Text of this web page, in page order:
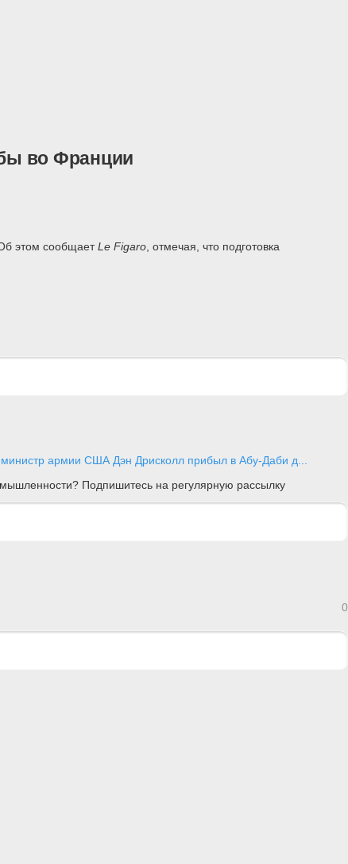
во Франции
этом сообщаетLe Figaro , отмечая, что подготовка
армии США Дэн Дрисколл прибыл в Абу-Даби д...
Подпишитесь на регулярную рассылку
0